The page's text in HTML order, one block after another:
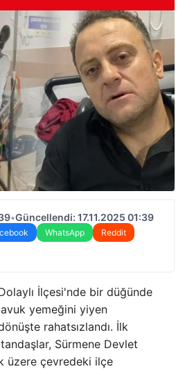
•Güncellendi: 17.11.2025 01:39
WhatsApp
Reddit
İlçesi'nde bir düğünde
yemeğini yiyen
rahatsızlandı. İlk
Sürmene Devlet
üzere çevredeki ilçe